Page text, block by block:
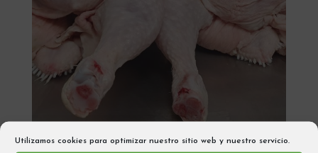
Utilizamos cookies para optimizar nuestro sitio web y nuestro servicio.
POLLO ENTERO LA PUEBLA DE CASTRO